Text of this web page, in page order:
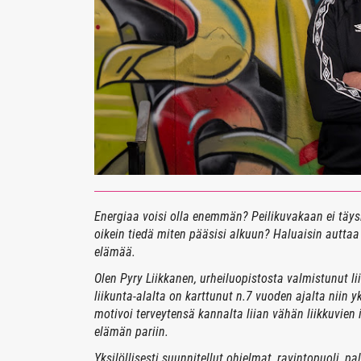
Energiaa voisi olla enemmän? Peilikuvakaan ei
oikein tiedä miten pääsisi alkuun? Haluaisin
elämää.
Olen Pyry Liikkanen, urheiluopistosta valmistunut
liikunta-alalta on karttunut n.7 vuoden ajalta niin
motivoi terveytensä kannalta liian vähän
elämän pariin.